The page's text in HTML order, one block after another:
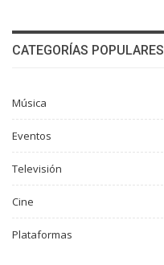
CATEGORÍAS POPULARES
Música
Eventos
Televisión
Cine
Plataformas